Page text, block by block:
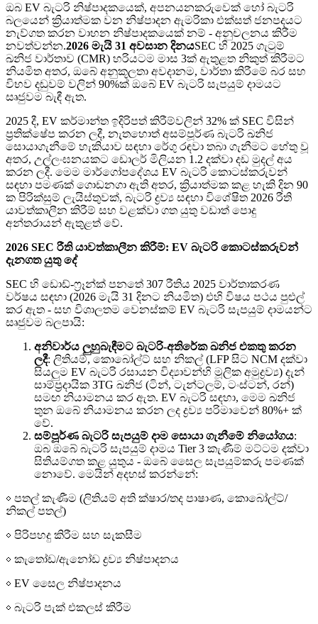
ඔබ EV බැටරි නිෂ්පාදකයෙක්, අපනයනකරුවෙක් හෝ බැටරි
බලයෙන් ක්‍රියාත්මක වන නිෂ්පාදන ඇමරිකා එක්සත් ජනපදයට
නැව්ගත කරන වාහන නිෂ්පාදකයෙක් නම් - අනුචලනය කිරීම
නවත්වන්න.2026 මැයි 31 අවසාන දිනයSEC හි 2025 ගැටුම්
ඛනිජ වාර්තාව (CMR) හරියටම මාස 3ක් ඇතුළත නිකුත් කිරීමට
නියමිත අතර, ඔබේ අනුකූලතා අවදානම, වාර්තා කිරීමේ බර සහ
විභව දඬුවම් වලින් 90%ක් ඔබේ EV බැටරි සැපයුම් දාමයට
සෘජුවම බැඳී ඇත.
2025 දී, EV කර්මාන්ත ඉදිරිපත් කිරීම්වලින් 32% ක් SEC විසින්
ප්‍රතික්ෂේප කරන ලදී, නැතහොත් අසම්පූර්ණ බැටරි ඛනිජ
සොයාගැනීමේ හැකියාව සඳහා රේගු රඳවා තබා ගැනීමට හේතු වූ
අතර, උල්ලංඝනයකට ඩොලර් මිලියන 1.2 දක්වා දඩ මුදල් අය
කරන ලදී. මෙම මාර්ගෝපදේශය EV බැටරි කොටස්කරුවන්
සඳහා පමණක් ගොඩනගා ඇති අතර, ක්‍රියාත්මක කළ හැකි දින 90
ක පිරික්සුම් ලැයිස්තුවක්, බැටරි ද්‍රව්‍ය සඳහා විශේෂිත 2026 රීති
යාවත්කාලීන කිරීම් සහ වළක්වා ගත යුතු වඩාත් පොදු
අන්තරායන් ඇතුළත් වේ.
2026 SEC රීති යාවත්කාලීන කිරීම්: EV බැටරි කොටස්කරුවන්
දැනගත යුතු දේ
SEC හි ඩොඩ්-ෆ්‍රෑන්ක් පනතේ 307 රීතිය 2025 වාර්තාකරණ
වර්ෂය සඳහා (2026 මැයි 31 දිනට නියමිත) එහි විෂය පථය පුළුල්
කර ඇත - සහ විශාලතම වෙනස්කම් EV බැටරි සැපයුම් දාමයන්ට
සෘජුවම බලපායි:
අනිවාර්ය ලුහුබැඳීමට බැටරි-අතිරේක ඛනිජ එකතු කරන
ලදී: ලිතියම්, කොබෝල්ට් සහ නිකල් (LFP සිට NCM දක්වා
සියලුම EV බැටරි රසායන විද්‍යාවන්හි මූලික අමුද්‍රව්‍ය) දැන්
සාම්ප්‍රදායික 3TG ඛනිජ (ටින්, ටැන්ටලම්, ටංස්ටන්, රන්)
සමඟ නියාමනය කර ඇත. EV බැටරි සඳහා, මෙම ඛනිජ
තුන ඔබේ නියාමනය කරන ලද ද්‍රව්‍ය පරිමාවෙන් 80%+ ක්
වේ.
සම්පූර්ණ බැටරි සැපයුම් දාම සොයා ගැනීමේ නියෝගය:
ඔබ ඔබේ බැටරි සැපයුම් දාමය Tier 3 කැණීම් මට්ටම දක්වා
සිතියම්ගත කළ යුතුය - ඔබේ සෛල සැපයුම්කරු පමණක්
නොවේ. මෙයින් අදහස් කරන්නේ:
￮ පතල් කැණීම (ලිතියම් අති ක්ෂාර/තද පාෂාණ, කොබෝල්ට්/
නිකල් පතල්)
￮ පිරිපහදු කිරීම සහ සැකසීම
￮ කැතෝඩ/ඇනෝඩ ද්‍රව්‍ය නිෂ්පාදනය
￮ EV සෛල නිෂ්පාදනය
￮ බැටරි පැක් එකලස් කිරීම